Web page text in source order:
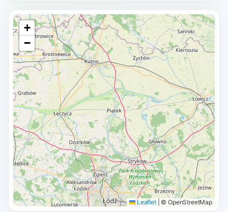
+
−
Leaflet © OpenStreetMap